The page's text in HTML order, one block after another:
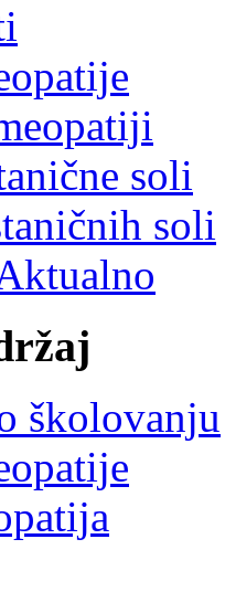
soli
soli
školovanju